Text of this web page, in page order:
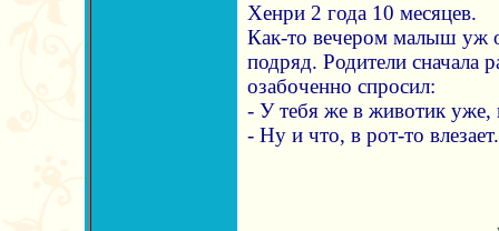
Хенри 2 года 10 месяцев.
Как-то вечером малыш уж
подряд. Родители сначала
озабоченно спросил:
- У тебя же в животик уже,
- Ну и что, в рот-то